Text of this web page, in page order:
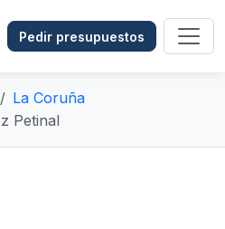
Pedir presupuestos
La Coruña
Petinal